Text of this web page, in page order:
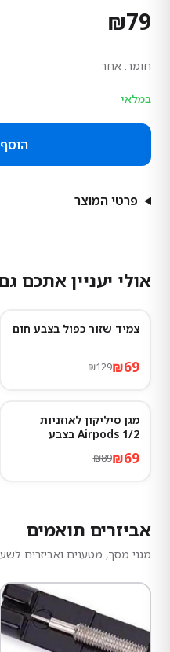
₪79
חומר: אחר
במלאי
פרטי המוצר
אולי יעניין אתכם
-
47%
צמיד שזור כפול בצבע חום
₪69
₪129
-
22 %
מגן סיליקון לאוזניות
Airpods 1/2 בצבע
₪69
₪89
אביזרים תואמים
מגני מסך, מטענים ואביזרים